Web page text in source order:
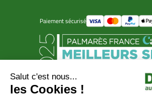
Paiement sécurisé